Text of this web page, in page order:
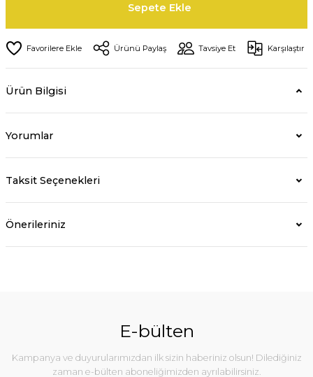
Sepete Ekle
Ürünü Paylaş Tavsiye Et Karşılaştır
Ürün Bilgisi
Yorumlar
Taksit Seçenekleri
Önerileriniz
E-bülten
Kampanya ve duyurularımızdan ilk sizin haberiniz olsun! Dilediğiniz
zaman e-bülten aboneliğimizden ayrılabilirsiniz.